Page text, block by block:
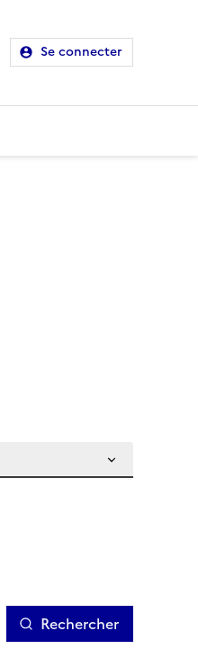
Se connecter
Rechercher